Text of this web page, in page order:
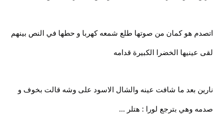
اتصدم هو كمان من صوتها طلع شمعه كهربا و حطها في النص بينهم
لقى عينيها الخضرا الكبيرة قدامه
نارين بعد ما شافت عينه والشال الاسود على وشه قالت بخوف و
صدمه وهي بترجع لورا : هتلر ...